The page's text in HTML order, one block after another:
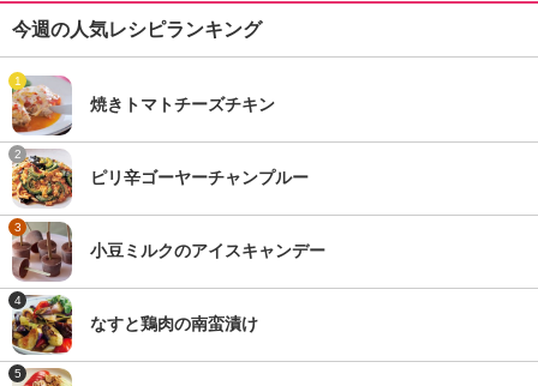
今週の人気レシピランキング
1
焼きトマトチーズチキン
2
ピリ辛ゴーヤーチャンプルー
3
小豆ミルクのアイスキャンデー
4
なすと鶏肉の南蛮漬け
5